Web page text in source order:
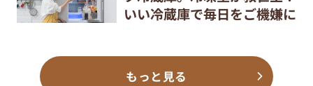
いい冷蔵庫で毎日をご機嫌に
もっと見る